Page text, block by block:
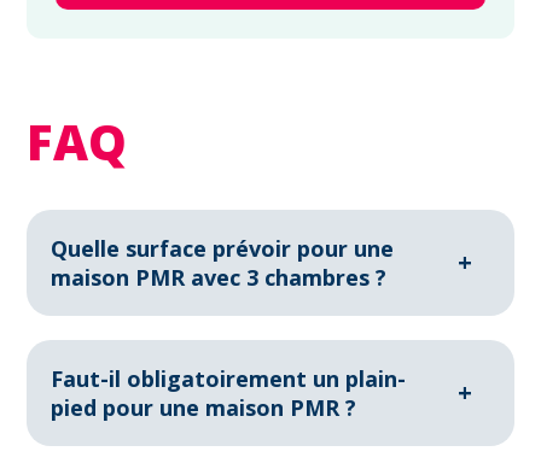
FAQ
Quelle surface prévoir pour une
maison PMR avec 3 chambres ?
+
En moyenne, une maison PMR de 3 chambres
nécessite entre 90 et 100 m² pour offrir une circulation
Faut-il obligatoirement un plain-
pied pour une maison PMR ?
+
Non, mais il est fortement recommandé. Si un étage